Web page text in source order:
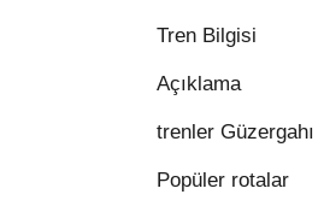
Tren Bilgisi
Açıklama
trenler Güzergahı
Popüler rotalar